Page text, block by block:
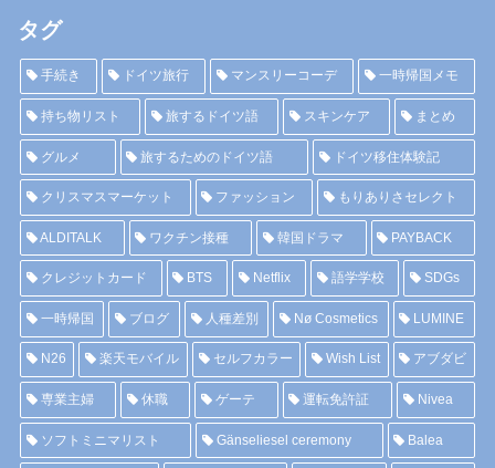
タグ
手続き ドイツ旅行 マンスリーコーデ 一時帰国メモ
持ち物リスト 旅するドイツ語 スキンケア まとめ
グルメ 旅するためのドイツ語 ドイツ移住体験記
クリスマスマーケット ファッション もりありさセレクト
ALDITALK ワクチン接種 韓国ドラマ PAYBACK
クレジットカード BTS Netflix 語学学校 SDGs
一時帰国 ブログ 人種差別 Nø Cosmetics LUMINE
N26 楽天モバイル セルフカラー Wish List アブダビ
専業主婦 休職 ゲーテ 運転免許証 Nivea
ソフトミニマリスト Gänseliesel ceremony Balea